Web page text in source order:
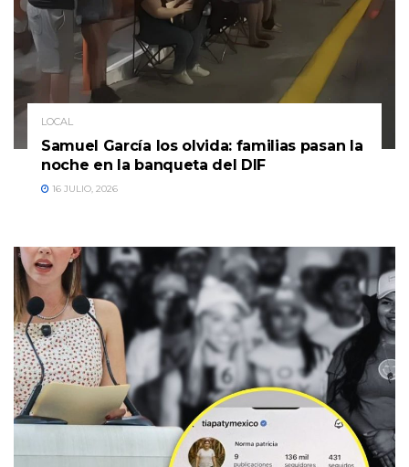
LOCAL
Samuel García los olvida: familias pasan la
noche en la banqueta del DIF
16 JULIO, 2026